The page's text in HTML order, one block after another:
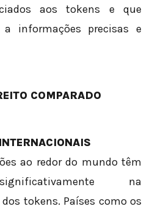
aos tokens e que
informações precisas e
COMPARADO
ao redor do mundo têm
na
tokens. Países como os